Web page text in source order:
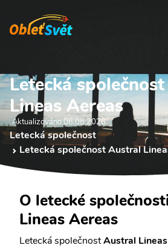
Letecká
Lineas Aereas
Aktualizováno 06.08 2026
Letecká společnost
Letecká společnost Austral
O letecké
Lineas Aereas
Letecká společnostAustral